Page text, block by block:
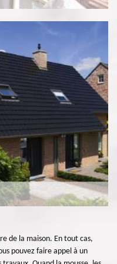
de la maison. En tout cas,
pouvez faire appel à un